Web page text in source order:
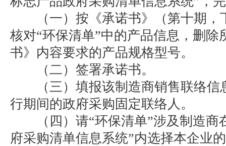
（一）按《承诺书》（第十期，
核对“环保清单”中的产品信息，删除
书》内容要求的产品规格型号。
（二）签署承诺书。
（三）填报该制造商销售联络信
行期间的政府采购固定联络人。
（四）请“环保清单”涉及制造商
府采购清单信息系统”内选择本企业